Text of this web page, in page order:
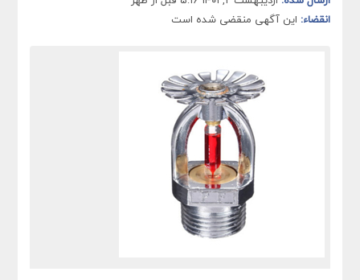
انقضاء: این آگهی منقضی شده است